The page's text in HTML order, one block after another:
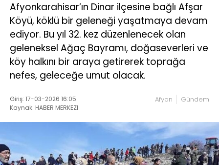
Afyonkarahisar’ın Dinar ilçesine bağlı Afşar
Köyü, köklü bir geleneği yaşatmaya devam
ediyor. Bu yıl 32. kez düzenlenecek olan
geleneksel Ağaç Bayramı, doğaseverleri ve
köy halkını bir araya getirerek toprağa
nefes, geleceğe umut olacak.
Giriş: 17-03-2026 16:05
Kaynak: HABER MERKEZI
Afyon Gündem